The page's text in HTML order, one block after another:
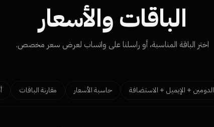
الباقات والأسعار
اختر الباقة المناسبة، أو راسلنا على واتساب لعرض سعر مخصص.
الدومين + الإيميل + الاستضافة حاسبة الأسعار مقارنة الباقات